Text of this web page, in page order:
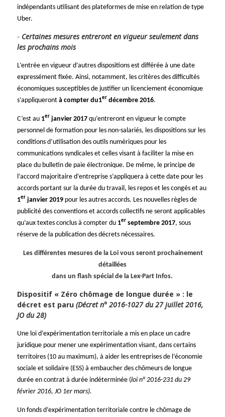
indépendants utilisant des plateformes de mise en relation de type
Uber.
Certaines mesures entreront en vigueur seulement dans
les prochains mois
L’entrée en vigueur d’autres dispositions est différée à une date
expressément fixée. Ainsi, notamment, les critères des difficultés
économiques susceptibles de justifier un licenciement économique
s’appliquerontà compter du1er décembre 2016.
C’est au 1er janvier 2017qu’entreront en vigueur le compte
personnel de formation pour les non-salariés, les dispositions sur les
conditions d’utilisation des outils numériques pour les
communications syndicales et celles visant à faciliter la mise en
place du bulletin de paie électronique. De même, le principe de
l’accord majoritaire d’entreprise s’appliquera à cette date pour les
accords portant sur la durée du travail, les repos et les congés et au
1er janvier 2019pour les autres accords. Les nouvelles règles de
publicité des conventions et accords collectifs ne seront applicables
qu’aux textes conclus à compter du 1er septembre 2017, sous
réserve de la publication des décrets nécessaires.
Les différentes mesures de la Loi vous seront prochainement
détaillées
dans un flash spécial de la Lex-Part Infos.
Dispositif « Zéro chômage de longue durée » : le
décret est paru (Décret n° 2016-1027 du 27 juillet 2016,
JO du 28)
Une loi d’expérimentation territoriale a mis en place un cadre
juridique pour mener une expérimentation visant, dans certains
territoires (10 au maximum), à aider les entreprises de l’économie
sociale et solidaire (ESS) à embaucher des chômeurs de longue
durée en contrat à durée indéterminée (loi n° 2016-231 du 29
février 2016, JO 1er mars).
Un fonds d’expérimentation territoriale contre le chômage de